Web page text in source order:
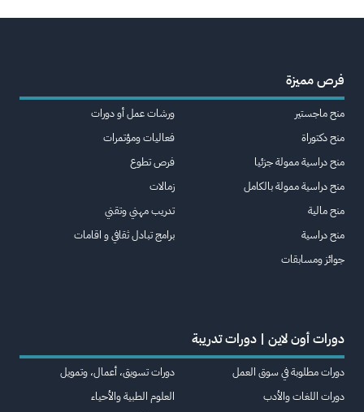
فرص مميزة
منح ماجستير
منح دكتوراة
منح دراسية ممولة جزئيا
منح دراسية ممولة بالكامل
منح مالية
منح دراسية
جوائز ومسابقات
ورشات عمل أو دورات
فعاليات ومؤتمرات
فرص تطوع
زمالات
تدريب مهني وتقني
برامج تبادل ثقافي و اقامات
دورات أون لاين | دورات تدريبة
دورات مطلوبة في سوق العمل
دورات اللغات والأدب
دورات تسويق، أعمال، وتمويل
العلوم الطبية والأحياء